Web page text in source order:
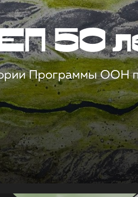
50
Программы ООН